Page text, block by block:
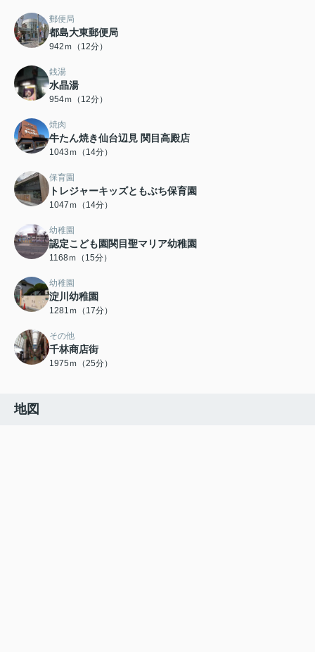
郵便局
都島大東郵便局
942ｍ（12分）
銭湯
水晶湯
954ｍ（12分）
焼肉
牛たん焼き仙台辺見 関目高殿店
1043ｍ（14分）
保育園
トレジャーキッズともぶち保育園
1047ｍ（14分）
幼稚園
認定こども園関目聖マリア幼稚園
1168ｍ（15分）
幼稚園
淀川幼稚園
1281ｍ（17分）
その他
千林商店街
1975ｍ（25分）
地図